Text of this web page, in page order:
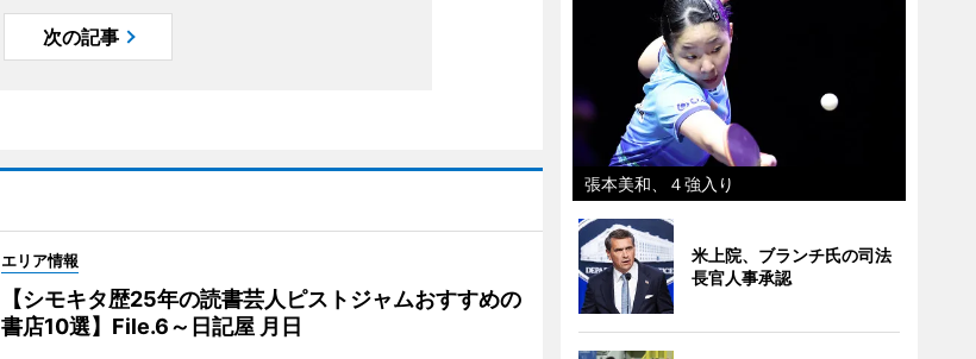
次の記事
エリア情報
【シモキタ歴25年の読書芸人ピストジャムおすすめの
書店10選】File.6～日記屋 月日
張本美和、４強入り
米上院、ブランチ氏の司法
長官人事承認